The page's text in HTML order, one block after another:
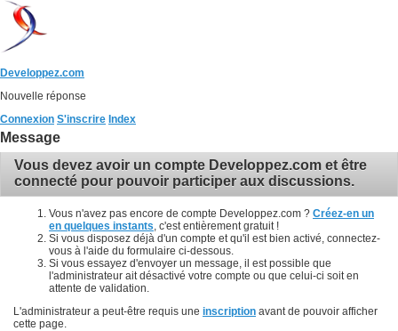
Developpez.com
Nouvelle réponse
Connexion S'inscrire Index
Message
Vous devez avoir un compte Developpez.com et être
connecté pour pouvoir participer aux discussions.
Vous n'avez pas encore de compte Developpez.com ? Créez-en un
en quelques instants , c'est entièrement gratuit !
Si vous disposez déjà d'un compte et qu'il est bien activé, connectez-
vous à l'aide du formulaire ci-dessous.
Si vous essayez d'envoyer un message, il est possible que
l'administrateur ait désactivé votre compte ou que celui-ci soit en
attente de validation.
L'administrateur a peut-être requis une inscription avant de pouvoir afficher
cette page.